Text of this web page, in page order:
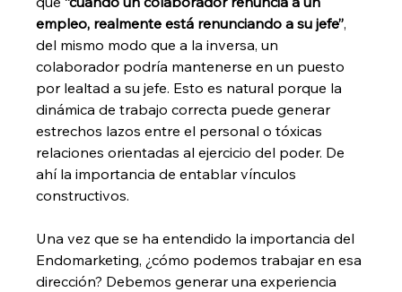
empleo, realmente está renunciando a su jefe”,
del mismo modo que a la inversa, un
colaborador podría mantenerse en un puesto
por lealtad a su jefe. Esto es natural porque la
dinámica de trabajo correcta puede generar
estrechos lazos entre el personal o tóxicas
relaciones orientadas al ejercicio del poder. De
ahí la importancia de entablar vínculos
constructivos.
Una vez que se ha entendido la importancia del
Endomarketing, ¿cómo podemos trabajar en esa
dirección? Debemos generar una experiencia